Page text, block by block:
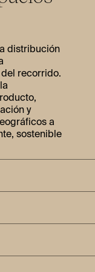
distribución
recorrido.
y
a
sostenible
y
la
espacial
prototipos y el
necesita una
al
ello, nuestro
técnica,